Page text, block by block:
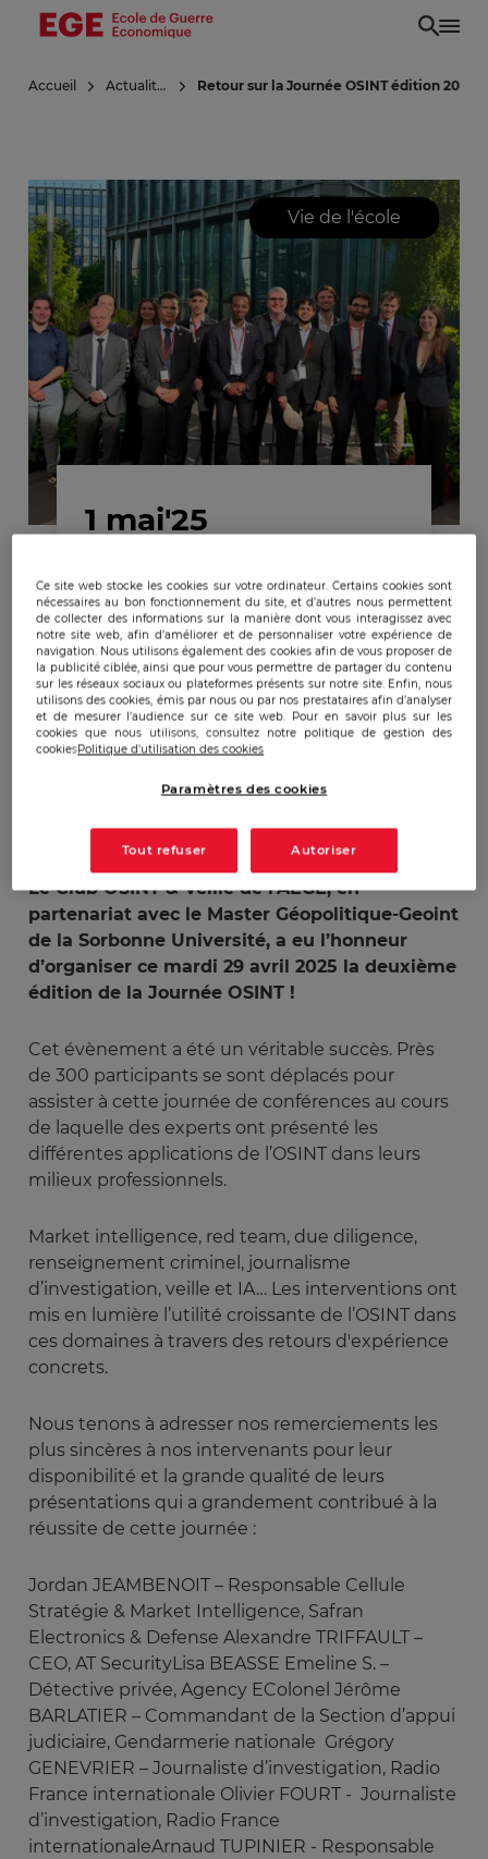
Aller
principal
Accueil Actualités Retour sur la Journée OSINT édition 2025
1 mai'25
Retour sur la Journée
OSINT édition 2025
Vie de l'école
Le Club OSINT & Veille de l’AEGE, en
partenariat avec le Master Géopolitique-Geoint
de la Sorbonne Université, a eu l’honneur
d’organiser ce mardi 29 avril 2025 la deuxième
édition de la Journée OSINT !
Cet évènement a été un véritable succès. Près
de 300 participants se sont déplacés pour
assister à cette journée de conférences au cours
de laquelle des experts ont présenté les
différentes applications de l’OSINT dans leurs
milieux professionnels.
Market intelligence, red team, due diligence,
renseignement criminel, journalisme
d’investigation, veille et IA… Les interventions ont
mis en lumière l’utilité croissante de l’OSINT dans
ces domaines à travers des retours d'expérience
concrets.
Nous tenons à adresser nos remerciements les
plus sincères à nos intervenants pour leur
disponibilité et la grande qualité de leurs
présentations qui a grandement contribué à la
réussite de cette journée :
Jordan JEAMBENOIT – Responsable Cellule
Stratégie & Market Intelligence, Safran
Electronics & Defense Alexandre TRIFFAULT –
CEO, AT SecurityLisa BEASSE Emeline S. –
Détective privée, Agency EColonel Jérôme
BARLATIER – Commandant de la Section d’appui
judiciaire, Gendarmerie nationale Grégory
GENEVRIER – Journaliste d’investigation, Radio
France internationale Olivier FOURT - Journaliste
d’investigation, Radio France
internationaleArnaud TUPINIER - Responsable
Ce site web stocke les cookies sur votre ordinateur. Certains cookies sont
nécessaires au bon fonctionnement du site, et d’autres nous permettent
de collecter des informations sur la manière dont vous interagissez avec
notre site web, afin d’améliorer et de personnaliser votre expérience de
navigation. Nous utilisons également des cookies afin de vous proposer de
la publicité ciblée, ainsi que pour vous permettre de partager du contenu
sur les réseaux sociaux ou plateformes présents sur notre site. Enfin, nous
utilisons des cookies, émis par nous ou par nos prestataires afin d’analyser
et de mesurer l’audience sur ce site web. Pour en savoir plus sur les
cookies que nous utilisons, consultez notre politique de gestion des
cookiesPolitique d'utilisation des cookies
Paramètres des cookies
Tout refuser Autoriser